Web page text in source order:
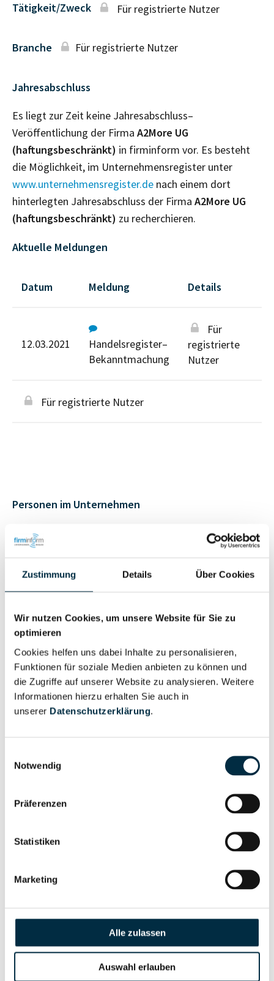
Zustimmung Details Über Cookies
Wir nutzen Cookies, um unsere Website für Sie zu
optimieren
Cookies helfen uns dabei Inhalte zu personalisieren,
Funktionen für soziale Medien anbieten zu können und
die Zugriffe auf unserer Website zu analysieren. Weitere
Informationen hierzu erhalten Sie auch in
unserer Datenschutzerklärung.
Notwendig
Präferenzen
Statistiken
Marketing
Alle zulassen
Auswahl erlauben
Tätigkeit/Zweck Für registrierte Nutzer
Branche Für registrierte Nutzer
Jahresabschluss
Es liegt zur Zeit keine Jahresabschluss–
Veröffentlichung der Firma A2More UG
(haftungsbeschränkt) in firminform vor. Es besteht
die Möglichkeit, im Unternehmensregister unter
www.unternehmensregister.de nach einem dort
hinterlegten Jahresabschluss der Firma A2More UG
(haftungsbeschränkt) zu recherchieren.
Aktuelle Meldungen
Datum Meldung Details
12.03.2021
Handelsregister–
Bekanntmachung
Für
registrierte
Nutzer
Für registrierte Nutzer
Personen im Unternehmen
Geschäftsführer (1)
Für registrierte
Nutzer
Wirtschaftlich
Berechtigter
Vollständiges
Unternehmensprofil
anfragen
Gesellschafterstruktur
Unternehmensprofil
Unternehmensnetzwerk
Unternehmensprofil
Berechtigten Pfad
Unternehmensprofil
anfragen